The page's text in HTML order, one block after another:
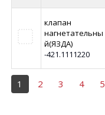
клапан
нагнетательны
й(ЯЗДА)
-421.1111220
1 2 3 4 5